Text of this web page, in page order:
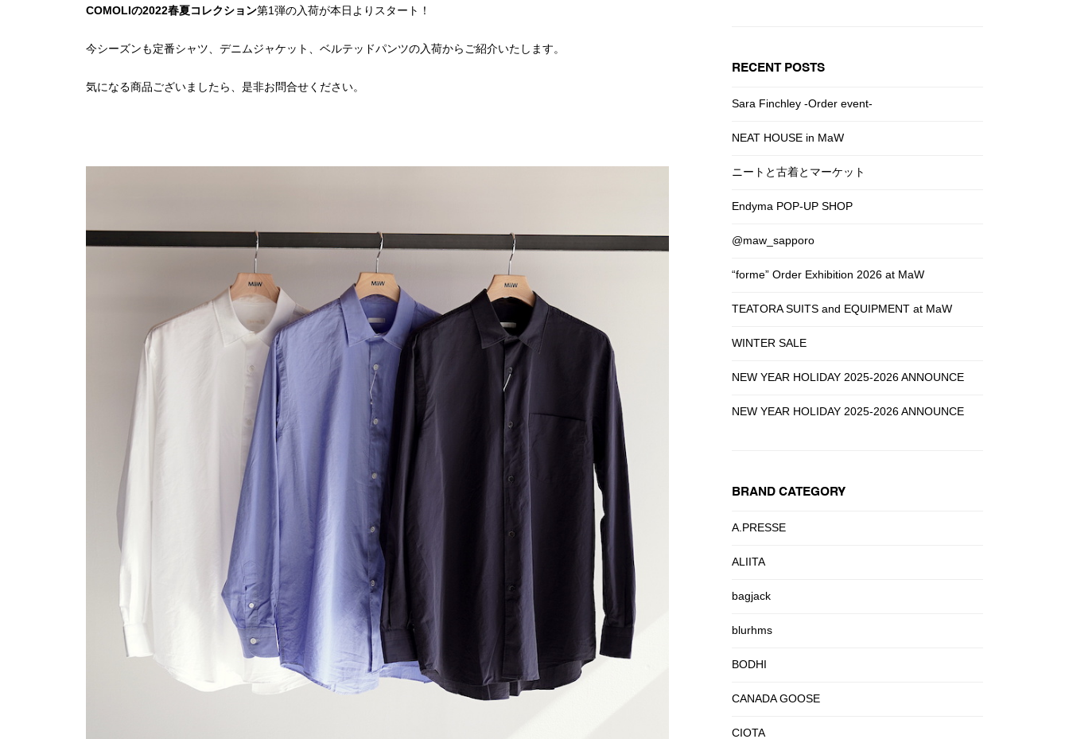
COMOLIの2022春夏コレクション第1弾の入荷が本日よりスタート！
今シーズンも定番シャツ、デニムジャケット、ベルテッドパンツの入荷からご紹介いたします。
気になる商品ございましたら、是非お問合せください。
RECENT POSTS
Sara Finchley -Order event-
NEAT HOUSE in MaW
ニートと古着とマーケット
Endyma POP-UP SHOP
@maw_sapporo
“forme” Order Exhibition 2026 at MaW
TEATORA SUITS and EQUIPMENT at MaW
WINTER SALE
NEW YEAR HOLIDAY 2025-2026 ANNOUNCE
NEW YEAR HOLIDAY 2025-2026 ANNOUNCE
BRAND CATEGORY
A.PRESSE
ALIITA
bagjack
blurhms
BODHI
CANADA GOOSE
CIOTA